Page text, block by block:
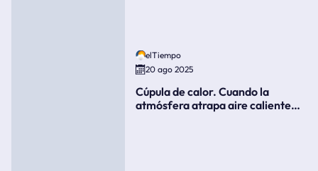
elTiempo
20 ago 2025
Cúpula de calor. Cuando la
atmósfera atrapa aire caliente